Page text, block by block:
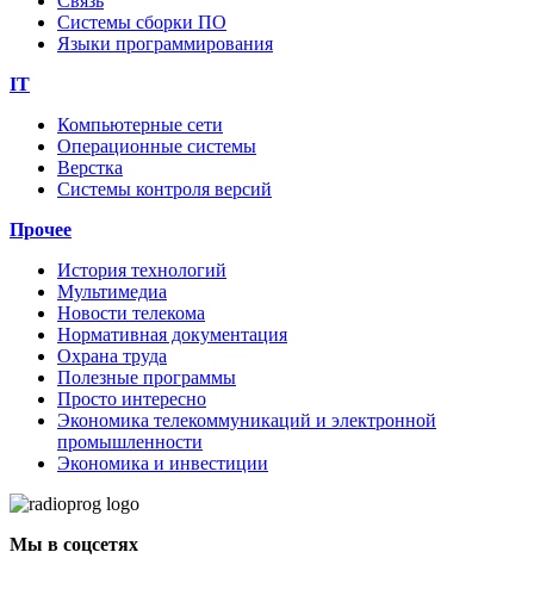
Системы сборки ПО
Языки программирования
IT
Компьютерные сети
Операционные системы
Верстка
Системы контроля версий
Прочее
История технологий
Мультимедиа
Новости телекома
Нормативная документация
Охрана труда
Полезные программы
Просто интересно
Экономика телекоммуникаций и электронной
промышленности
Экономика и инвестиции
Мы в соцсетях